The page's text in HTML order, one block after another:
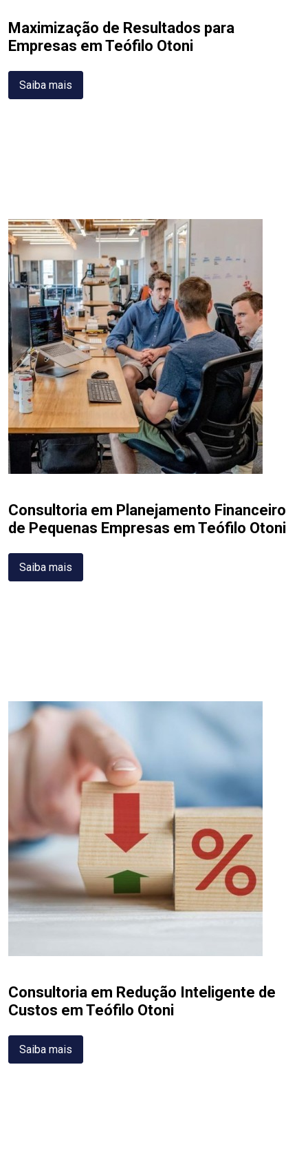
Maximização de Resultados para
Empresas em Teófilo Otoni
Saiba mais
Consultoria em Planejamento Financeiro
de Pequenas Empresas em Teófilo Otoni
Saiba mais
Consultoria em Redução Inteligente de
Custos em Teófilo Otoni
Saiba mais